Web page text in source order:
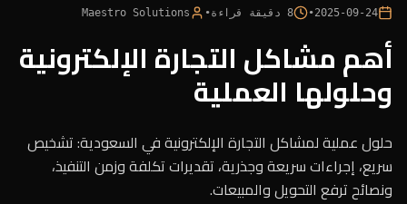
2025-09-24
•
8 دقيقة قراءة•
Maestro Solutions
أهم مشاكل التجارة الإلكترونية
وحلولها العملية
حلول عملية لمشاكل التجارة الإلكترونية في السعودية: تشخيص
سريع، إجراءات سريعة وجذرية، تقديرات تكلفة وزمن التنفيذ،
ونصائح ترفع التحويل والمبيعات.